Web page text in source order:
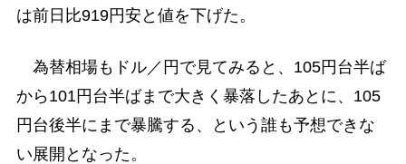
は前日比919円安と値を下げた。
為替相場もドル／円で見てみると、105円台半ば
から101円台半ばまで大きく暴落したあとに、105
円台後半にまで暴騰する、という誰も予想できな
い展開となった。